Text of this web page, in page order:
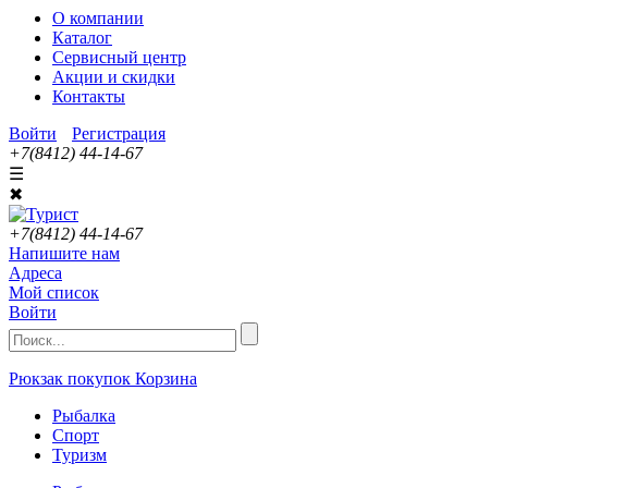
О компании
Каталог
Сервисный центр
Акции и скидки
Контакты
Войти
Регистрация
+7(8412) 44-14-67
☰
✖
+7(8412) 44-14-67
Напишите нам
Адреса
Мой список
Войти
Рюкзак покупок Корзина
Рыбалка
Спорт
Туризм